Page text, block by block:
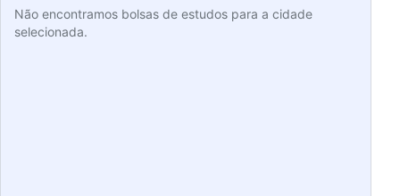
Não encontramos bolsas de estudos para a cidade
selecionada.